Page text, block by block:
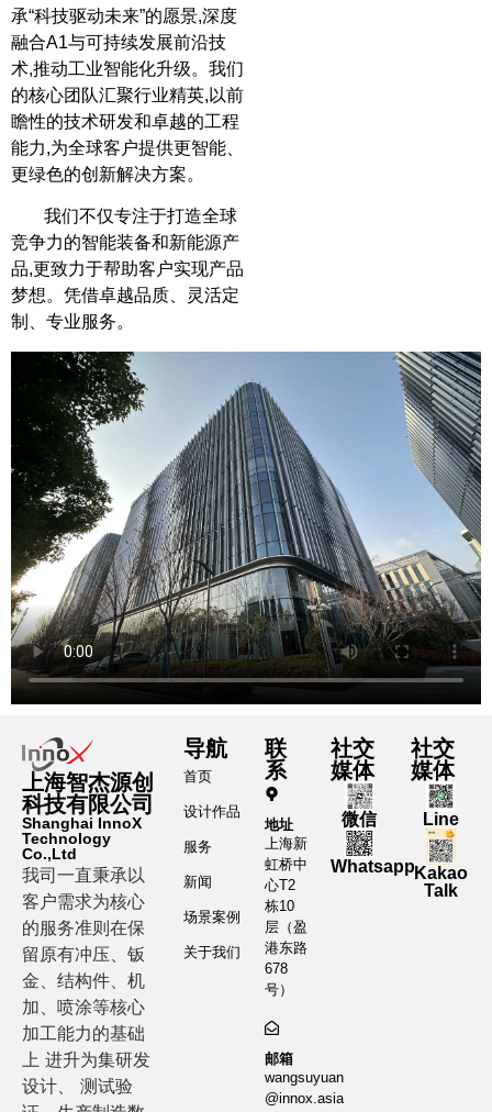
承“科技驱动未来”的愿景,深度
融合A1与可持续发展前沿技
术,推动工业智能化升级。我们
的核心团队汇聚行业精英,以前
瞻性的技术研发和卓越的工程
能力,为全球客户提供更智能、
更绿色的创新解决方案。
我们不仅专注于打造全球
竞争力的智能装备和新能源产
品,更致力于帮助客户实现产品
梦想。凭借卓越品质、灵活定
制、专业服务。
上海智杰源创
科技有限公司
Shanghai InnoX
Technology
Co.,Ltd
我司一直秉承以
客户需求为核心
的服务准则在保
留原有冲压、钣
金、结构件、机
加、喷涂等核心
加工能力的基础
上 进升为集研发
设计、 测试验
导航
首页
设计作品
服务
新闻
场景案例
关于我们
联
系
地址
上海新
虹桥中
心T2
栋10
层（盈
港东路
678
号）
邮箱
wangsuyuan
@innox.asia
社交
媒体
微信
Whatsapp
社交
媒体
Line
Kakao
Talk